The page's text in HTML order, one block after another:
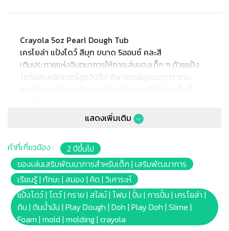
Crayola 5oz Pearl Dough Tub
เครโยล่า แป้งโดว์ สีมุก ขนาด 5ออนซ์ คละสี
เติมประกายแห่งจินตนาการให้การเล่นของเด็ก ๆ ด้วยแป้ง
โดว์ผสมกลิตเตอร์สุดวิบวับ! สีพาสเทลมุกแวววาว ชวน
น้ำเงิน และเฉดสีแดง 2 แบบ
✔ เนื้อแป้งแบบพิเศษสีพาสเทล พร้อมมุกแวววาว เพิ่มความ
✔ ปั้นซ้ำได้ ไม่แห้งไว เก็บใช้ได้นาน เก็บในกระปุกหลังใช้งาน
เพื่อคงความนุ่ม
✔ ควรเก็บในที่เย็น ในภาชนะให้มิดชิดหลังการเล่นเพื่อคง
ความนุ่ม หลีกเลี่ยงเปลวไฟ และห้ามเข้าเตาอบ หรือไมโครเวฟ
ห้ามปั้นเป็นที่วางเทียน
✔ ควรหลีกเลี่ยงการถูลงบนพรมหรือผ้า สีในแป้งอาจทำให้
ผ้าเปื้อน ห้ามขยี้แป้งเปียกลงบนพรมหรือผ้า หากตกหล่น ให้
แสดงเพิ่มเติม
คำที่เกี่ยวข้อง :
2 ปีขึ้นไป
ของเล่นเสริมพัฒนาการสำหรับเด็ก | เสริมพัฒนาการ
เรียนรู้ | ทักษะ | สมอง | คิด | วิเคาระห์
แป้งโดว์ | โดว์ | ทราย | สไลม์ | โฟม | ปั้น | การปั้น | เครโยล่า |
ดิน | ดินน้ำมัน | Play Dough | Doh | Play Doh | Slime |
Foam | mold | molding | crayola